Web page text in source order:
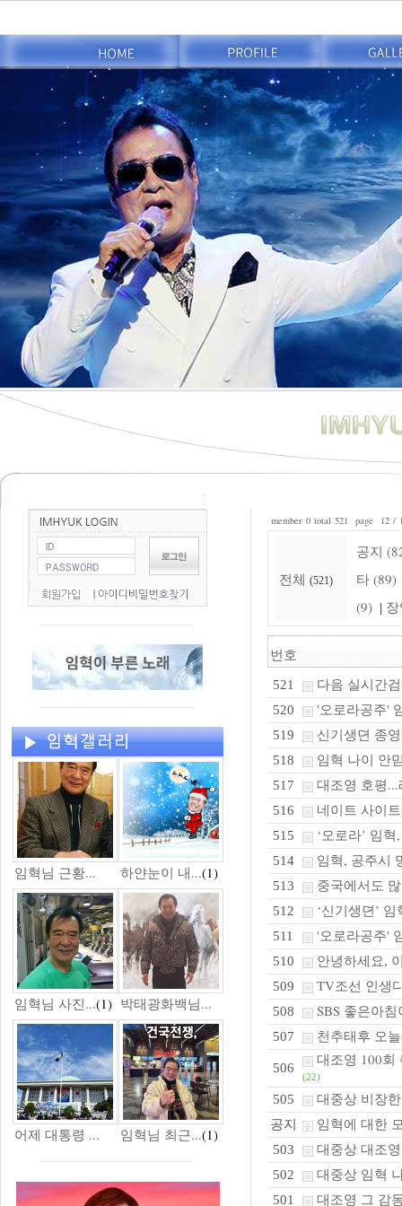
임혁님 근황... 하얀눈이 내...(1)
임혁님 사진...(1) 박태광화백님...
어제 대통령 ... 임혁님 최근...(1)
member 0 total 521 page 12 /
전체 (521)
공지
타 (89)
(9) |
번호
521 다음 실시간
520 '오로라공주'
519 신기생뎐 종영
518 임혁 나이 안
517 대조영 호평
516 네이트 사이
515 ‘오로라’ 임
514 임혁, 공주시
513 중국에서도
512 ‘신기생뎐’
511 '오로라공주'
510 안녕하세요,
509 TV조선 인생
508 SBS 좋은아
507 천추태후 오
506 대조영 100회
(22)
505 대중상 비장
공지 임혁에 대한
503 대중상 대조
502 대중상 임혁
501 대조영 그 감